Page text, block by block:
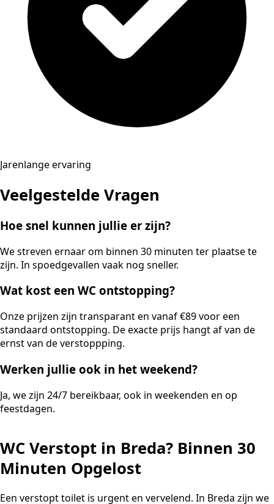
Jarenlange ervaring
Veelgestelde Vragen
Hoe snel kunnen jullie er zijn?
We streven ernaar om binnen 30 minuten ter plaatse te
zijn. In spoedgevallen vaak nog sneller.
Wat kost een WC ontstopping?
Onze prijzen zijn transparant en vanaf €89 voor een
standaard ontstopping. De exacte prijs hangt af van de
ernst van de verstoppping.
Werken jullie ook in het weekend?
Ja, we zijn 24/7 bereikbaar, ook in weekenden en op
feestdagen.
WC Verstopt in Breda? Binnen 30
Minuten Opgelost
Een verstopt toilet is urgent en vervelend. In Breda zijn we